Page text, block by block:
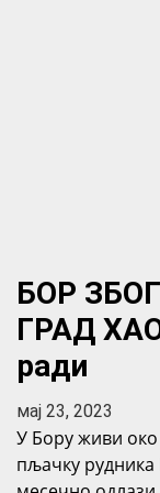
БОР
ГРАД
ради
мај 23, 2023
У Бору живи око
пљачку рудника